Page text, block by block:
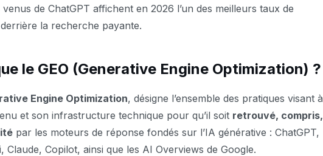
de ChatGPT affichent en 2026 l’un des meilleurs taux de
la recherche payante.
le GEO (Generative Engine Optimization) ?
Engine Optimization, désigne l’ensemble des pratiques visant à
et son infrastructure technique pour qu’il soit retrouvé, compris,
par les moteurs de réponse fondés sur l’IA générative : ChatGPT,
Claude, Copilot, ainsi que les AI Overviews de Google.